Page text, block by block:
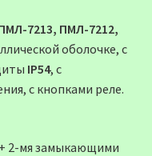
7213, ПМЛ-7212,
оболочке, с
IP54, c
с кнопками реле.
2-мя замыкающими